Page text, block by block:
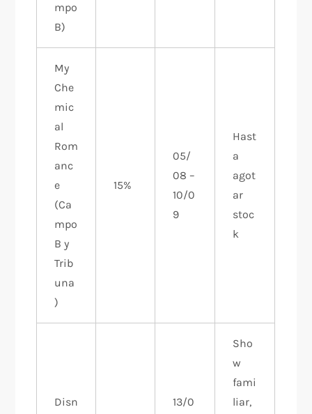
mpo
B)
My
Che
mic
al
Rom
anc
e
(Ca
mpo
B y
Trib
una
)
15%
05/
08 –
10/0
9
Hast
a
agot
ar
stoc
k
Disn
13/0
Sho
w
fami
liar,